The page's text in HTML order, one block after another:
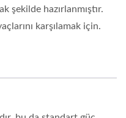
şekilde hazırlanmıştır.
karşılamak için.